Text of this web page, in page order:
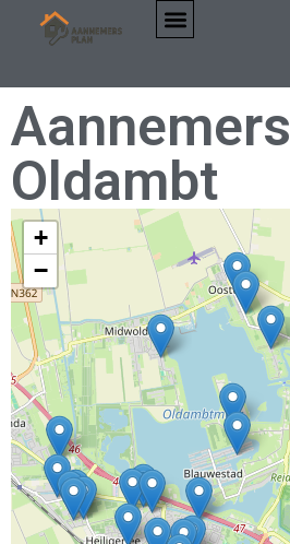
Aannemers
Oldambt
+
−